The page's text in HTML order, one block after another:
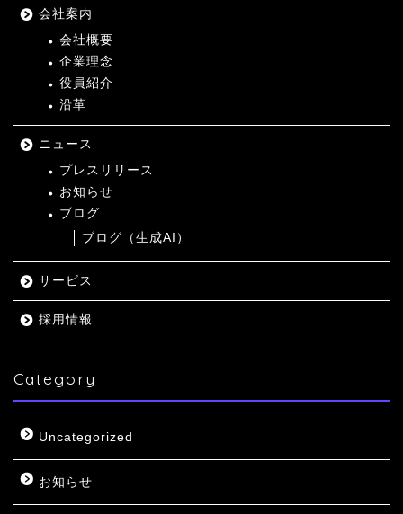
会社案内
会社概要
企業理念
役員紹介
沿革
ニュース
プレスリリース
お知らせ
ブログ
ブログ（生成AI）
サービス
採用情報
Category
Uncategorized
お知らせ